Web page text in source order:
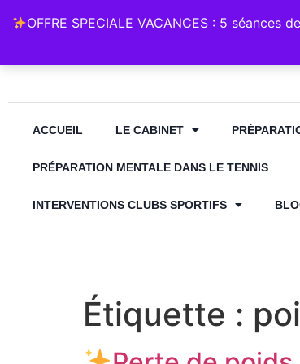
ACCUEIL LE CABINET
PRÉPARATION MENTALE DANS LE TENNIS
INTERVENTIONS CLUBS SPORTIFS
Étiquette :
OFFRE SPECIALE VACANCES : 5